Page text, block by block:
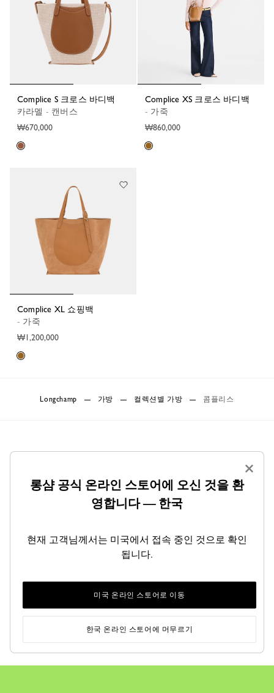
Complice S 크로스 바디백
카라멜 - 캔버스
₩670,000
Complice XS 크로스 바디백
- 가죽
₩860,000
Complice XL 쇼핑백
- 가죽
₩1,200,000
Longchamp 가방 컬렉션별 가방 콤플리스
무료배송 (일부 지역 제외) 안심하고 구매하세요
마이 플리아쥬
×
롱샴 공식 온라인 스토어에 오신 것을 환
영합니다 — 한국
현재 고객님께서는 미국에서 접속 중인 것으로 확인
됩니다.
미국 온라인 스토어로 이동
한국 온라인 스토어에 머무르기